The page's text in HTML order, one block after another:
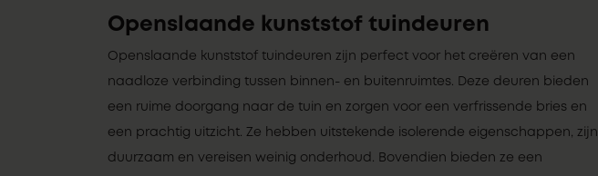
Openslaande kunststof tuindeuren
Openslaande kunststof tuindeuren zijn perfect voor het creëren van een
naadloze verbinding tussen binnen- en buitenruimtes. Deze deuren bieden
een ruime doorgang naar de tuin en zorgen voor een verfrissende bries en
een prachtig uitzicht. Ze hebben uitstekende isolerende eigenschappen, zijn
duurzaam en vereisen weinig onderhoud. Bovendien bieden ze een